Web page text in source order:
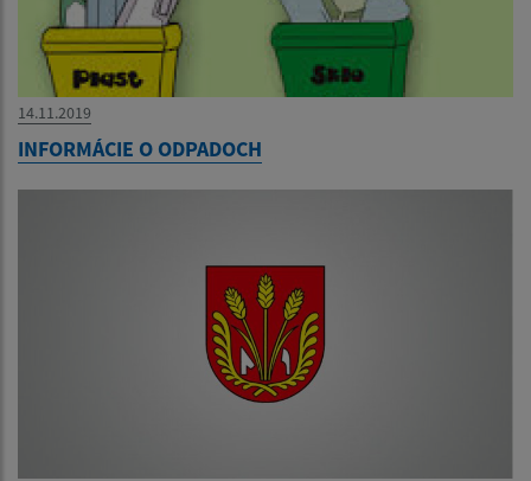
14.11.2019
INFORMÁCIE O ODPADOCH